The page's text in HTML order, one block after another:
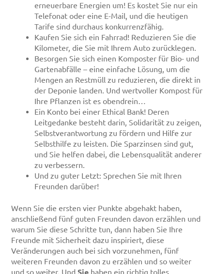
erneuerbare Energien um! Es kostet Sie nur ein
Telefonat oder eine E-Mail, und die heutigen
Tarife sind durchaus konkurrenzfähig.
Kaufen Sie sich ein Fahrrad! Reduzieren Sie die
Kilometer, die Sie mit Ihrem Auto zurücklegen.
Besorgen Sie sich einen Komposter für Bio- und
Gartenabfälle – eine einfache Lösung, um die
Mengen an Restmüll zu reduzieren, die direkt in
der Deponie landen. Und wertvoller Kompost für
Ihre Pflanzen ist es obendrein…
Ein Konto bei einer Ethical Bank! Deren
Leitgedanke besteht darin, Solidarität zu zeigen,
Selbstverantwortung zu fördern und Hilfe zur
Selbsthilfe zu leisten. Die Sparzinsen sind gut,
und Sie helfen dabei, die Lebensqualität anderer
zu verbessern.
Und zu guter Letzt: Sprechen Sie mit Ihren
Freunden darüber!
Wenn Sie die ersten vier Punkte abgehakt haben,
anschließend fünf guten Freunden davon erzählen und
warum Sie diese Schritte tun, dann haben Sie Ihre
Freunde mit Sicherheit dazu inspiriert, diese
Veränderungen auch bei sich vorzunehmen, fünf
weiteren Freunden davon zu erzählen und so weiter
und so weiter. Und Siehaben ein richtig tolles